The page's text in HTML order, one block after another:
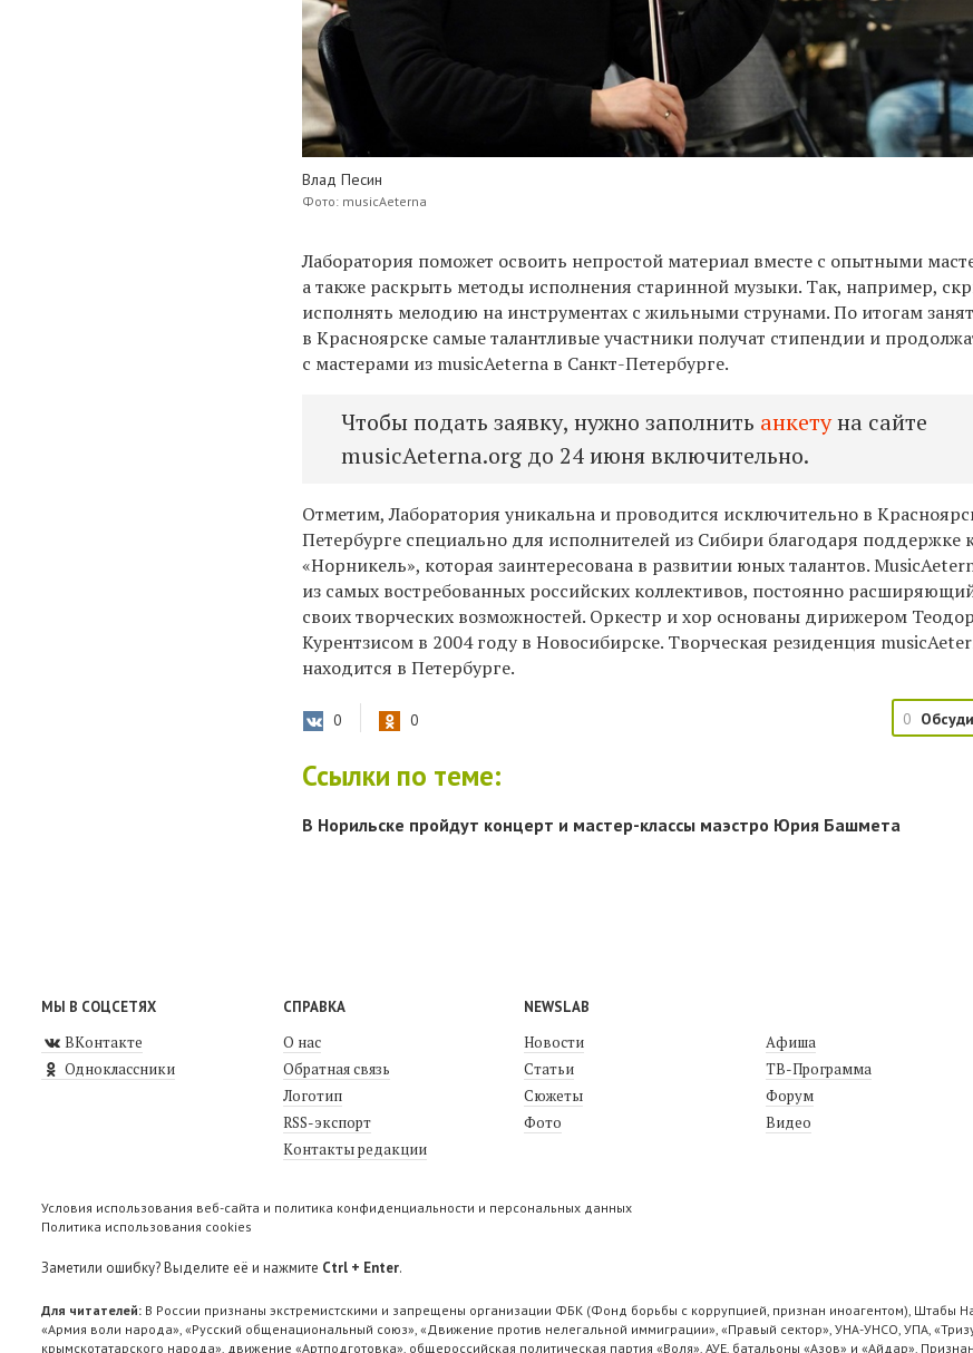
Влад Песин
Фото: musicAeterna
Лаборатория поможет освоить непростой материал вместе с опытными
а также раскрыть методы исполнения старинной музыки. Так, например,
исполнять мелодию на инструментах с жильными струнами. По итогам
в Красноярске самые талантливые участники получат стипендии и
с мастерами из musicAeterna в Санкт-Петербурге.
Чтобы подать заявку, нужно заполнить анкетуна сайте
musicAeterna.org до 24 июня включительно.
Отметим, Лаборатория уникальна и проводится исключительно в
Петербурге специально для исполнителей из Сибири благодаря поддержке
«Норникель», которая заинтересована в развитии юных талантов.
из самых востребованных российских коллективов, постоянно
своих творческих возможностей. Оркестр и хор основаны дирижером
Курентзисом в 2004 году в Новосибирске. Творческая резиденция
находится в Петербурге.
0 0 0
Ссылки по теме:
В Норильске пройдут концерт и мастер-классы маэстро Юрия Башмета
МЫ В СОЦСЕТЯХ
ВКонтакте
Одноклассники
СПРАВКА
О нас
Обратная связь
Логотип
RSS-экспорт
Контакты редакции
NEWSLAB
Новости
Статьи
Сюжеты
Фото
Афиша
ТВ-Программа
Форум
Видео
Условия использования веб-сайта и политика конфиденциальности и персональных данных
Политика использования cookies
Заметили ошибку? Выделите её и нажмите Ctrl + Enter.
Для читателей: В России признаны экстремистскими и запрещены организации ФБК (Фонд борьбы с коррупцией, признан иноагентом), Штабы
«Армия воли народа», «Русский общенациональный союз», «Движение против нелегальной иммиграции», «Правый сектор», УНА-УНСО, УПА,
крымскотатарского народа», движение «Артподготовка», общероссийская политическая партия «Воля», АУЕ, батальоны «Азов» и «Айдар».